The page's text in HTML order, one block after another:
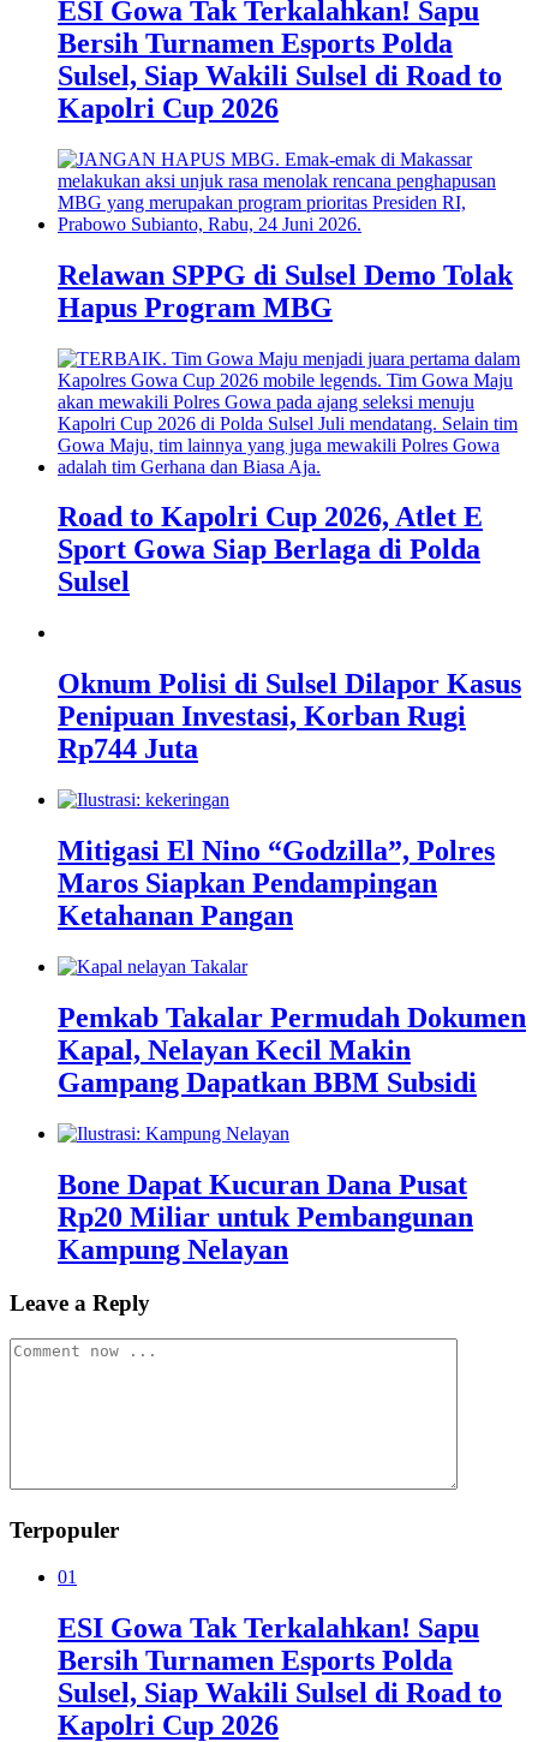
ESI Gowa Tak Terkalahkan! Sapu
Bersih Turnamen Esports Polda
Sulsel, Siap Wakili Sulsel di Road to
Kapolri Cup 2026
Relawan SPPG di Sulsel Demo Tolak
Hapus Program MBG
Road to Kapolri Cup 2026, Atlet E
Sport Gowa Siap Berlaga di Polda
Sulsel
Oknum Polisi di Sulsel Dilapor Kasus
Penipuan Investasi, Korban Rugi
Rp744 Juta
Mitigasi El Nino “Godzilla”, Polres
Maros Siapkan Pendampingan
Ketahanan Pangan
Pemkab Takalar Permudah Dokumen
Kapal, Nelayan Kecil Makin
Gampang Dapatkan BBM Subsidi
Bone Dapat Kucuran Dana Pusat
Rp20 Miliar untuk Pembangunan
Kampung Nelayan
Leave a Reply
Terpopuler
01
ESI Gowa Tak Terkalahkan! Sapu
Bersih Turnamen Esports Polda
Sulsel, Siap Wakili Sulsel di Road to
Kapolri Cup 2026